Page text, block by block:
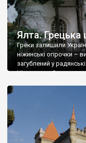
Ялта.
Греки залишили
ніжинські огірочки –
загублений у
Ніжин греки?